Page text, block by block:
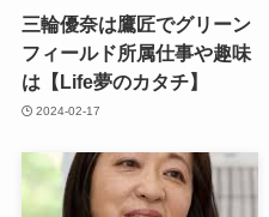
三輪優奈は鷹匠でグリーン
フィールド所属仕事や趣味
は【Life夢のカタチ】
2024-02-17